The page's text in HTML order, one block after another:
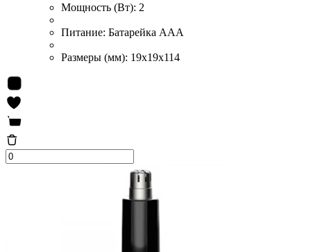
Мощность (Вт): 2
Питание: Батарейка ААA
Размеры (мм): 19x19x114